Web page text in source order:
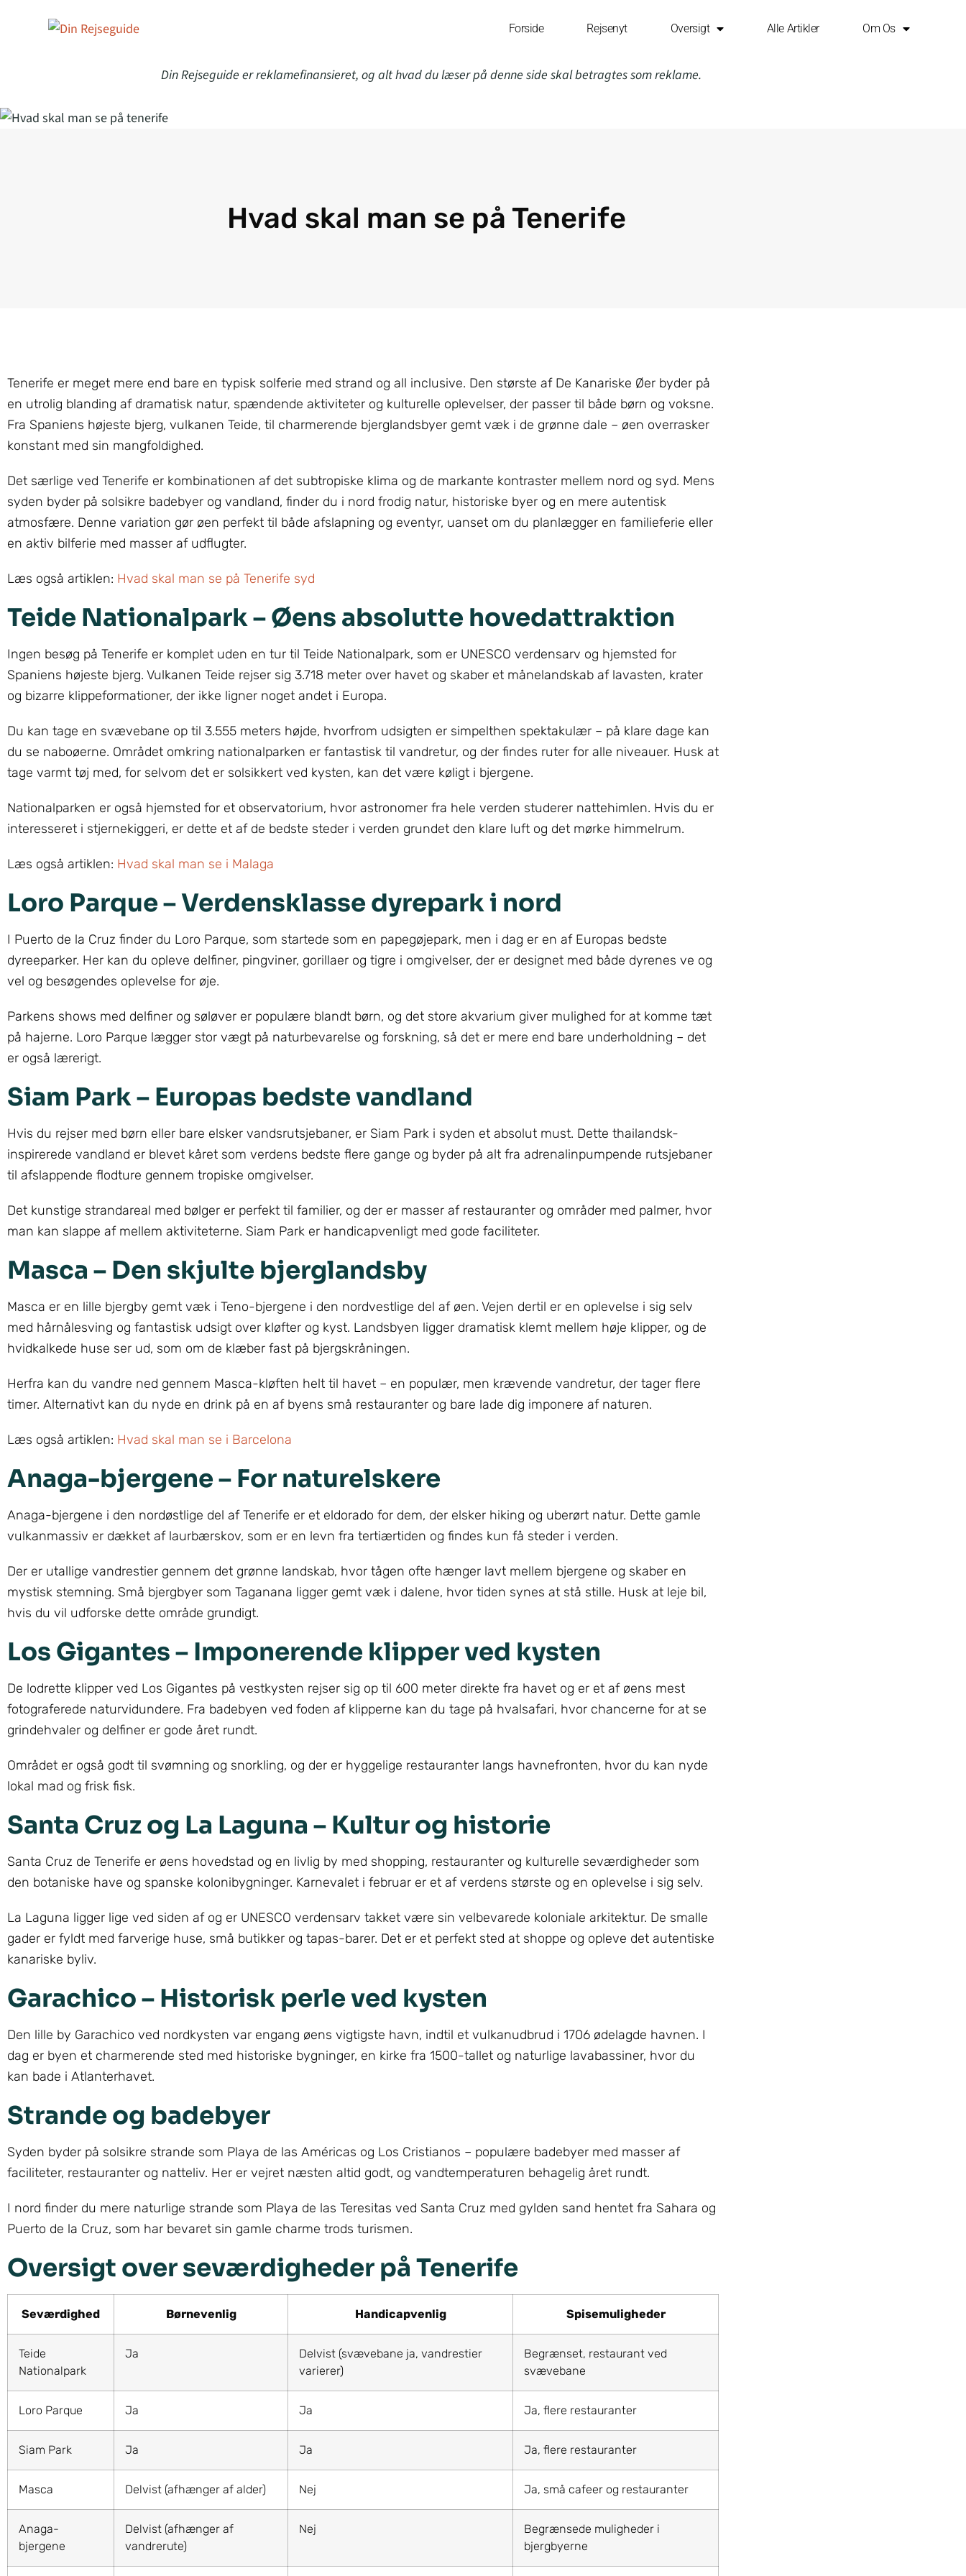
Forside Rejsenyt Oversigt Alle Artikler Om Os
Din Rejseguide er reklamefinansieret, og alt hvad du læser på denne side skal betragtes som reklame.
Hvad skal man se på Tenerife
Tenerife er meget mere end bare en typisk solferie med strand og all inclusive. Den største af De Kanariske Øer byder på
en utrolig blanding af dramatisk natur, spændende aktiviteter og kulturelle oplevelser, der passer til både børn og voksne.
Fra Spaniens højeste bjerg, vulkanen Teide, til charmerende bjerglandsbyer gemt væk i de grønne dale – øen overrasker
konstant med sin mangfoldighed.
Det særlige ved Tenerife er kombinationen af det subtropiske klima og de markante kontraster mellem nord og syd. Mens
syden byder på solsikre badebyer og vandland, finder du i nord frodig natur, historiske byer og en mere autentisk
atmosfære. Denne variation gør øen perfekt til både afslapning og eventyr, uanset om du planlægger en familieferie eller
en aktiv bilferie med masser af udflugter.
Læs også artiklen: Hvad skal man se på Tenerife syd
Teide Nationalpark – Øens absolutte hovedattraktion
Ingen besøg på Tenerife er komplet uden en tur til Teide Nationalpark, som er UNESCO verdensarv og hjemsted for
Spaniens højeste bjerg. Vulkanen Teide rejser sig 3.718 meter over havet og skaber et månelandskab af lavasten, krater
og bizarre klippeformationer, der ikke ligner noget andet i Europa.
Du kan tage en svævebane op til 3.555 meters højde, hvorfrom udsigten er simpelthen spektakulær – på klare dage kan
du se naboøerne. Området omkring nationalparken er fantastisk til vandretur, og der findes ruter for alle niveauer. Husk at
tage varmt tøj med, for selvom det er solsikkert ved kysten, kan det være køligt i bjergene.
Nationalparken er også hjemsted for et observatorium, hvor astronomer fra hele verden studerer nattehimlen. Hvis du er
interesseret i stjernekiggeri, er dette et af de bedste steder i verden grundet den klare luft og det mørke himmelrum.
Læs også artiklen: Hvad skal man se i Malaga
Loro Parque – Verdensklasse dyrepark i nord
I Puerto de la Cruz finder du Loro Parque, som startede som en papegøjepark, men i dag er en af Europas bedste
dyreeparker. Her kan du opleve delfiner, pingviner, gorillaer og tigre i omgivelser, der er designet med både dyrenes ve og
vel og besøgendes oplevelse for øje.
Parkens shows med delfiner og søløver er populære blandt børn, og det store akvarium giver mulighed for at komme tæt
på hajerne. Loro Parque lægger stor vægt på naturbevarelse og forskning, så det er mere end bare underholdning – det
er også lærerigt.
Siam Park – Europas bedste vandland
Hvis du rejser med børn eller bare elsker vandsrutsjebaner, er Siam Park i syden et absolut must. Dette thailandsk-
inspirerede vandland er blevet kåret som verdens bedste flere gange og byder på alt fra adrenalinpumpende rutsjebaner
til afslappende flodture gennem tropiske omgivelser.
Det kunstige strandareal med bølger er perfekt til familier, og der er masser af restauranter og områder med palmer, hvor
man kan slappe af mellem aktiviteterne. Siam Park er handicapvenligt med gode faciliteter.
Masca – Den skjulte bjerglandsby
Masca er en lille bjergby gemt væk i Teno-bjergene i den nordvestlige del af øen. Vejen dertil er en oplevelse i sig selv
med hårnålesving og fantastisk udsigt over kløfter og kyst. Landsbyen ligger dramatisk klemt mellem høje klipper, og de
hvidkalkede huse ser ud, som om de klæber fast på bjergskråningen.
Herfra kan du vandre ned gennem Masca-kløften helt til havet – en populær, men krævende vandretur, der tager flere
timer. Alternativt kan du nyde en drink på en af byens små restauranter og bare lade dig imponere af naturen.
Læs også artiklen: Hvad skal man se i Barcelona
Anaga-bjergene – For naturelskere
Anaga-bjergene i den nordøstlige del af Tenerife er et eldorado for dem, der elsker hiking og uberørt natur. Dette gamle
vulkanmassiv er dækket af laurbærskov, som er en levn fra tertiærtiden og findes kun få steder i verden.
Der er utallige vandrestier gennem det grønne landskab, hvor tågen ofte hænger lavt mellem bjergene og skaber en
mystisk stemning. Små bjergbyer som Taganana ligger gemt væk i dalene, hvor tiden synes at stå stille. Husk at leje bil,
hvis du vil udforske dette område grundigt.
Los Gigantes – Imponerende klipper ved kysten
De lodrette klipper ved Los Gigantes på vestkysten rejser sig op til 600 meter direkte fra havet og er et af øens mest
fotograferede naturvidundere. Fra badebyen ved foden af klipperne kan du tage på hvalsafari, hvor chancerne for at se
grindehvaler og delfiner er gode året rundt.
Området er også godt til svømning og snorkling, og der er hyggelige restauranter langs havnefronten, hvor du kan nyde
lokal mad og frisk fisk.
Santa Cruz og La Laguna – Kultur og historie
Santa Cruz de Tenerife er øens hovedstad og en livlig by med shopping, restauranter og kulturelle seværdigheder som
den botaniske have og spanske kolonibygninger. Karnevalet i februar er et af verdens største og en oplevelse i sig selv.
La Laguna ligger lige ved siden af og er UNESCO verdensarv takket være sin velbevarede koloniale arkitektur. De smalle
gader er fyldt med farverige huse, små butikker og tapas-barer. Det er et perfekt sted at shoppe og opleve det autentiske
kanariske byliv.
Garachico – Historisk perle ved kysten
Den lille by Garachico ved nordkysten var engang øens vigtigste havn, indtil et vulkanudbrud i 1706 ødelagde havnen. I
dag er byen et charmerende sted med historiske bygninger, en kirke fra 1500-tallet og naturlige lavabassiner, hvor du
kan bade i Atlanterhavet.
Strande og badebyer
Syden byder på solsikre strande som Playa de las Américas og Los Cristianos – populære badebyer med masser af
faciliteter, restauranter og natteliv. Her er vejret næsten altid godt, og vandtemperaturen behagelig året rundt.
I nord finder du mere naturlige strande som Playa de las Teresitas ved Santa Cruz med gylden sand hentet fra Sahara og
Puerto de la Cruz, som har bevaret sin gamle charme trods turismen.
Oversigt over seværdigheder på Tenerife
Seværdighed Børnevenlig Handicapvenlig Spisemuligheder
Teide
Nationalpark
Ja
Delvist (svævebane ja, vandrestier
varierer)
Begrænset, restaurant ved
svævebane
Loro Parque Ja Ja Ja, flere restauranter
Siam Park Ja Ja Ja, flere restauranter
Masca Delvist (afhænger af alder) Nej Ja, små cafeer og restauranter
Anaga-
bjergene
Delvist (afhænger af
vandrerute)
Nej
Begrænsede muligheder i
bjergbyerne